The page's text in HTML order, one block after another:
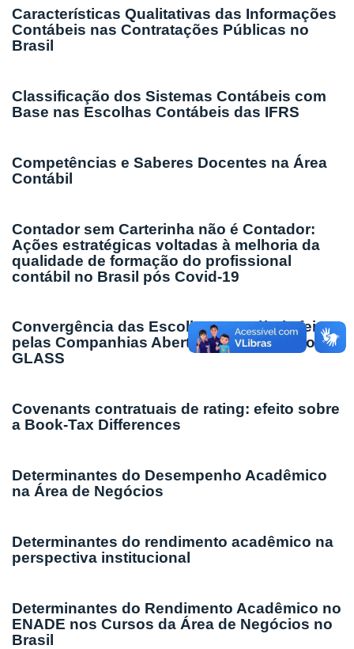
Características Qualitativas das Informações
Contábeis nas Contratações Públicas no
Brasil
Classificação dos Sistemas Contábeis com
Base nas Escolhas Contábeis das IFRS
Competências e Saberes Docentes na Área
Contábil
Contador sem Carterinha não é Contador:
Ações estratégicas voltadas à melhoria da
qualidade de formação do profissional
contábil no Brasil pós Covid-19
Convergência das Escolhas Contábeis feitas
pelas Companhias Abertas dos Países do
GLASS
Covenants contratuais de rating: efeito sobre
a Book-Tax Differences
Determinantes do Desempenho Acadêmico
na Área de Negócios
Determinantes do rendimento acadêmico na
perspectiva institucional
Determinantes do Rendimento Acadêmico no
ENADE nos Cursos da Área de Negócios no
Brasil